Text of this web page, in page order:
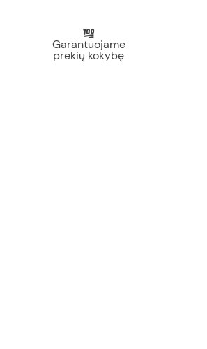
Garantuojame
prekių kokybę